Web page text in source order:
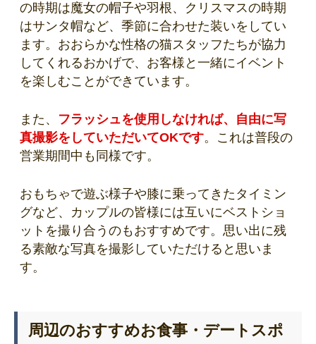
の時期は魔女の帽子や羽根、クリスマスの時期
はサンタ帽など、季節に合わせた装いをしてい
ます。おおらかな性格の猫スタッフたちが協力
してくれるおかげで、お客様と一緒にイベント
を楽しむことができています。
また、 フラッシュを使用しなければ、自由に写
真撮影をしていただいてOKです。これは普段の
営業期間中も同様です。
おもちゃで遊ぶ様子や膝に乗ってきたタイミン
グなど、カップルの皆様には互いにベストショ
ットを撮り合うのもおすすめです。思い出に残
る素敵な写真を撮影していただけると思いま
す。
周辺のおすすめお食事・デートスポ